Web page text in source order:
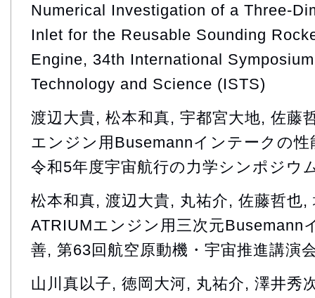
Numerical Investigation of a Three-
Inlet for the Reusable Sounding
Engine, 34th International
Technology and Science (ISTS)
渡辺大貴, 松本和真, 宇都宮大地, 佐藤
エンジン用Busemannインテークの
令和5年度宇宙航行の力学シンポジウ
松本和真, 渡辺大貴, 丸祐介, 佐藤哲也,
ATRIUMエンジン用三次元Busemann
善, 第63回航空原動機・宇宙推進講演
山川真以子, 徳岡大河, 丸祐介, 澤井秀